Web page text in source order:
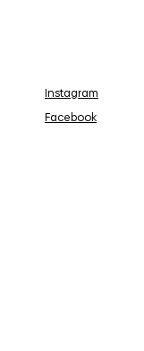
Instagram
Facebook